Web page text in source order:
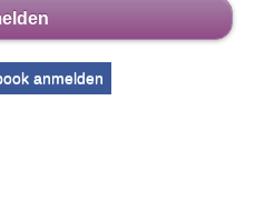
anmelden